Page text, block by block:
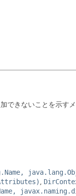
きないことを示す